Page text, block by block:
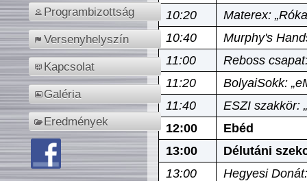
Programbizottság
Versenyhelyszín
Kapcsolat
Galéria
Eredmények
10:20
Materex:
10:40
Murphy's
11:00
Reboss
11:20
BolyaiSokk:
11:40
ESZI szakkör:
12:00
Ebéd
13:00
Délutáni
13:00
Hegyesi